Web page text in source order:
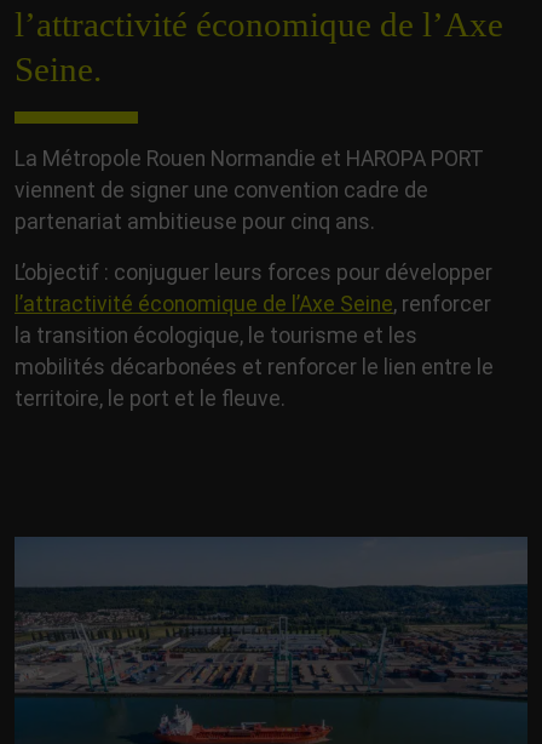
l’attractivité économique de l’Axe
Seine.
La Métropole Rouen Normandie et HAROPA PORT
viennent de signer une convention cadre de
partenariat ambitieuse pour cinq ans.
L’objectif : conjuguer leurs forces pour développer
l’attractivité économique de l’Axe Seine, renforcer
la transition écologique, le tourisme et les
mobilités décarbonées et renforcer le lien entre le
territoire, le port et le fleuve.